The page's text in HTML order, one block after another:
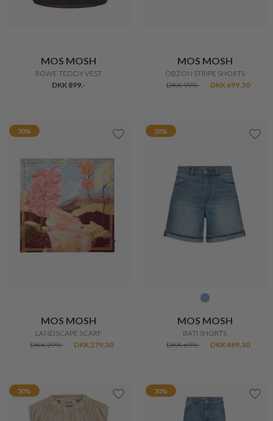
MOS MOSH
ROWE TEDDY VEST
DKK 899,-
MOS MOSH
OBZON STRIPE SHORTS
DKK 999,-
DKK 699,30
30%
MOS MOSH
LANDSCAPE SCARF
DKK 399,-
DKK 279,30
30%
MOS MOSH
BATI SHORTS
DKK 699,-
DKK 489,30
30% 30%